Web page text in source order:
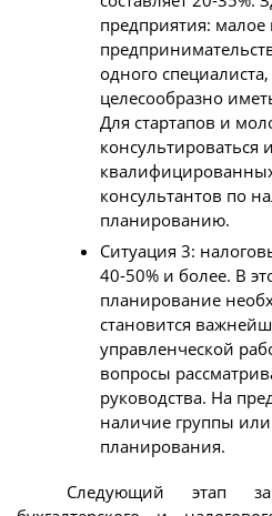
предприятия: малое
одного
целесообразно
Для стартапов и
консультироваться
консультантов по
планированию.
Ситуация 3:
40-50% и более. В
планирование
становится
управленческой
вопросы
руководства. На
наличие группы
планирования.
Следующий этап